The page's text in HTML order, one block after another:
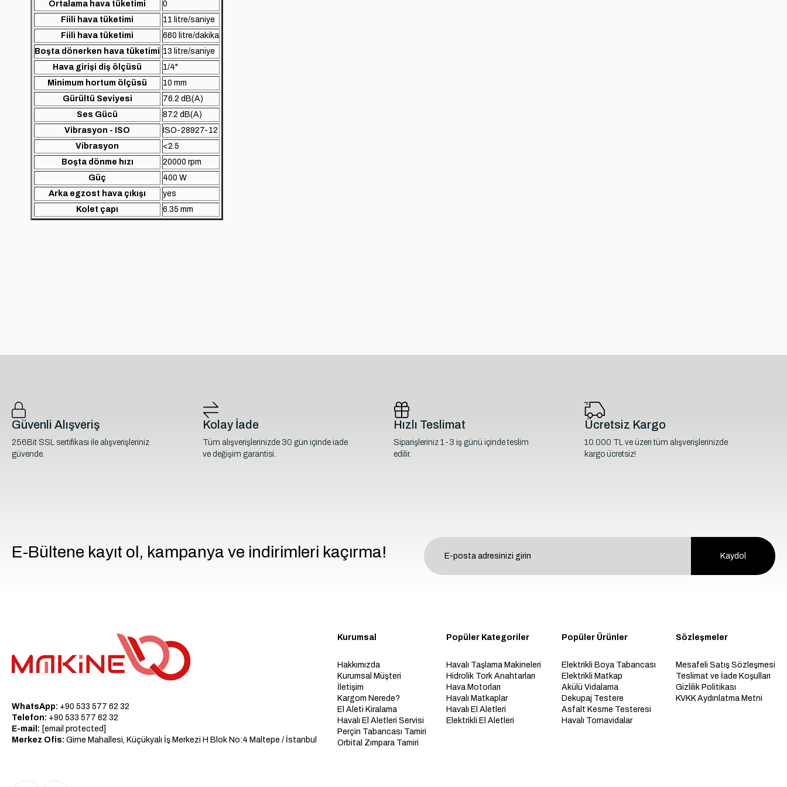
Ortalama hava tüketimi
0
Fiili hava tüketimi
11 litre/saniye
Fiili hava tüketimi
660 litre/dakika
Boşta dönerken hava tüketimi 13 litre/saniye
Hava girişi diş ölçüsü
1/4"
Minimum hortum ölçüsü
10 mm
Gürültü Seviyesi
76.2 dB(A)
Ses Gücü
87.2 dB(A)
Vibrasyon - ISO
ISO-28927-12
Vibrasyon
<2.5
Boşta dönme hızı
20000 rpm
Güç
400 W
Arka egzost hava çıkışı
yes
Kolet çapı
6.35 mm
Güvenli Alışveriş
256Bit SSL sertifikası ile alışverişleriniz
güvende.
Kolay İade
Tüm alışverişlerinizde 30 gün içinde iade
ve değişim garantisi.
Hızlı Teslimat
Siparişleriniz 1-3 iş günü içinde teslim
edilir.
Ücretsiz Kargo
10.000 TL ve üzeri tüm alışverişlerinizde
kargo ücretsiz!
E-Bültene kayıt ol, kampanya ve indirimleri kaçırma! Kaydol
WhatsApp: +90 533 577 62 32
Telefon: +90 533 577 62 32
E-mail: [email protected]
Merkez Ofis: Girne Mahallesi, Küçükyalı İş Merkezi H Blok No:4 Maltepe / İstanbul
Kurumsal
Hakkımızda
Kurumsal Müşteri
İletişim
Kargom Nerede?
El Aleti Kiralama
Havalı El Aletleri Servisi
Perçin Tabancası Tamiri
Orbital Zımpara Tamiri
Popüler Kategoriler
Havalı Taşlama Makineleri
Hidrolik Tork Anahtarları
Hava Motorları
Havalı Matkaplar
Havalı El Aletleri
Elektrikli El Aletleri
Popüler Ürünler
Elektrikli Boya Tabancası
Elektrikli Matkap
Akülü Vidalama
Dekupaj Testere
Asfalt Kesme Testeresi
Havalı Tornavidalar
Sözleşmeler
Mesafeli Satış Sözleşmesi
Teslimat ve İade Koşulları
Gizlilik Politikası
KVKK Aydınlatma Metni